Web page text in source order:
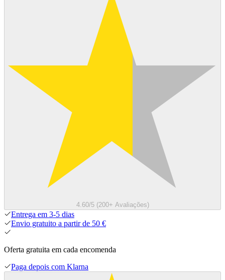
4.60/5 (200+ Avaliações)
Entrega em 3-5 dias
Envio gratuito a partir de 50 €
Oferta gratuita em cada encomenda
Paga depois com Klarna